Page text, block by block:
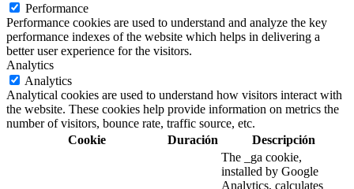
Performance
Performance cookies are used to understand and analyze the key
performance indexes of the website which helps in delivering a
better user experience for the visitors.
Analytics
Analytics
Analytical cookies are used to understand how visitors interact with
the website. These cookies help provide information on metrics the
number of visitors, bounce rate, traffic source, etc.
Cookie
Duración Descripción
The _ga cookie,
installed by Google
Analytics, calculates